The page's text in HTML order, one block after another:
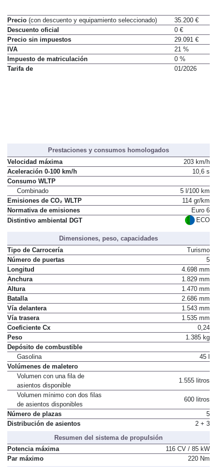
Precio (con descuento y equipamiento seleccionado)
35.200 €
Descuento oficial
0 €
Precio sin impuestos
29.091 €
IVA
21 %
Impuesto de matriculación
0 %
Tarifa de
01/2026
Prestaciones y consumos homologados
Velocidad máxima
203 km/h
Aceleración 0-100 km/h
10,6 s
Consumo WLTP
Combinado
5 l/100 km
Emisiones de CO₂ WLTP
114 gr/km
Normativa de emisiones
Euro 6
Distintivo ambiental DGT
ECO
Dimensiones, peso, capacidades
Tipo de Carrocería
Turismo
Número de puertas
5
Longitud
4.698 mm
Anchura
1.829 mm
Altura
1.470 mm
Batalla
2.686 mm
Vía delantera
1.543 mm
Vía trasera
1.535 mm
Coeficiente Cx
0,24
Peso
1.385 kg
Depósito de combustible
Gasolina
45 l
Volúmenes de maletero
Volumen con una fila de
asientos disponible
1.555 litros
Volumen mínimo con dos filas
de asientos disponibles
600 litros
Número de plazas
5
Distribución de asientos
2 + 3
Resumen del sistema de propulsión
Potencia máxima
116 CV / 85 kW
Par máximo
220 Nm